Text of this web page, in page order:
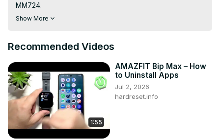
MM724.
Zapraszamy na naszą stronę:
znajdziecie sporo różnych poradników. Jeśli ten materiał
oraz subskrypcje.
#maxcommm724 #maxcom #tutorial
Sprawdź nasze social media:
Instagram ► https://www.instagram.com/hardreset.info
Facebook ► https://www.facebook.com/hardresetinfo/
Twitter ► https://twitter.com/HardResetI
https://www.tiktok.com/@hardreset.info
Show More
Recommended Videos
1:55
AMAZFIT Bip Max – How
to Uninstall Apps
Jul 2, 2026
hardreset.info